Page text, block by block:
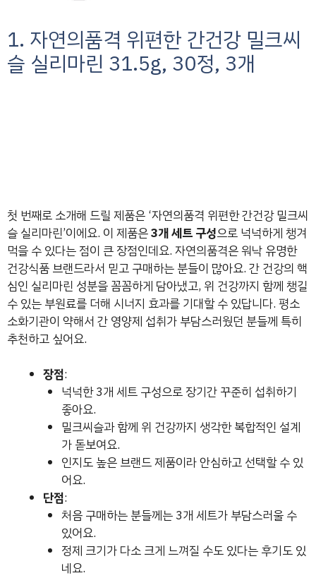
1. 자연의품격 위편한 간건강 밀크씨
슬 실리마린 31.5g, 30정, 3개
첫 번째로 소개해 드릴 제품은 ‘자연의품격 위편한 간건강 밀크씨
슬 실리마린’이에요. 이 제품은3개 세트 구성으로 넉넉하게 챙겨
먹을 수 있다는 점이 큰 장점인데요. 자연의품격은 워낙 유명한
건강식품 브랜드라서 믿고 구매하는 분들이 많아요. 간 건강의 핵
심인 실리마린 성분을 꼼꼼하게 담아냈고, 위 건강까지 함께 챙길
수 있는 부원료를 더해 시너지 효과를 기대할 수 있답니다. 평소
소화기관이 약해서 간 영양제 섭취가 부담스러웠던 분들께 특히
추천하고 싶어요.
장점:
넉넉한 3개 세트 구성으로 장기간 꾸준히 섭취하기
좋아요.
밀크씨슬과 함께 위 건강까지 생각한 복합적인 설계
가 돋보여요.
인지도 높은 브랜드 제품이라 안심하고 선택할 수 있
어요.
단점:
처음 구매하는 분들께는 3개 세트가 부담스러울 수
있어요.
정제 크기가 다소 크게 느껴질 수도 있다는 후기도 있
네요.